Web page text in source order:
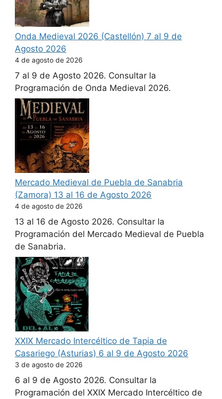
Onda Medieval 2026 (Castellón) 7 al 9 de
Agosto 2026
4 de agosto de 2026
7 al 9 de Agosto 2026. Consultar la
Programación de Onda Medieval 2026.
Mercado Medieval de Puebla de Sanabria
(Zamora) 13 al 16 de Agosto 2026
4 de agosto de 2026
13 al 16 de Agosto 2026. Consultar la
Programación del Mercado Medieval de Puebla
de Sanabria.
XXIX Mercado Intercéltico de Tapia de
Casariego (Asturias) 6 al 9 de Agosto 2026
3 de agosto de 2026
6 al 9 de Agosto 2026. Consultar la
Programación del XXIX Mercado Intercéltico de